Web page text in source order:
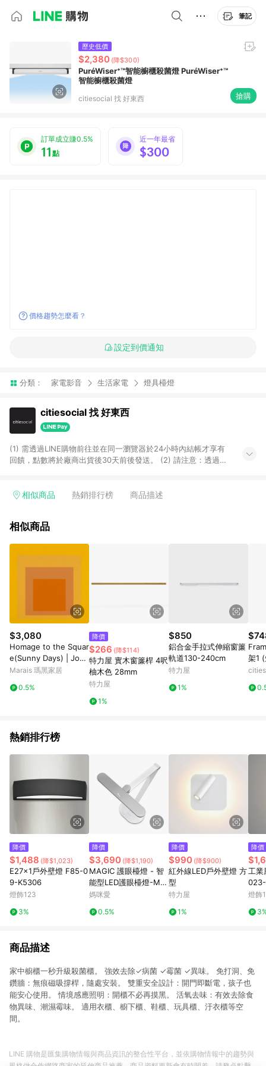
筆記
歷史低價
$2,380 (降$300)
PuréWiser⁺™智能櫥櫃殺菌燈 PuréWiser⁺™
智能櫥櫃殺菌燈
citiesocial 找 好東西 搶購
訂單成立賺0.5%
11點
近一年最省
$300
價格趨勢怎麼看？
設定到價通知
分類： 家電影音 生活家電 燈具檯燈
citiesocial 找 好東西
(1) 需透過LINE購物前往並在同一瀏覽器於24小時內結帳才享有
回饋，點數將於廠商出貨後30天前後發送。 (2) 請注意：透過
相似商品 熱銷排行榜 商品描述
相似商品
$3,080
Homage to the Squar
e(Sunny Days) | Jose
f Albers - 銀色鋁框-中
Marais 瑪黑家居
0.5%
降價
$266 (降$114)
特力屋 實木窗簾桿 4呎
柚木色 28mm
特力屋
1%
$850
鋁合金手拉式伸縮窗簾
軌道130-240cm
特力屋
1%
架1
熱銷排行榜
降價
$1,488 (降$1,023)
E27x1戶外壁燈 F85-0
9-K5306
燈飾123
3%
降價
$3,690 (降$1,190)
MAGIC 護眼檯燈 - 智
能型LED護眼檯燈-MA
358
媽咪愛
0.5%
降價
$990 (降$900)
紅外線LED戶外壁燈 方
型
特力屋
1%
降價
工業
燈飾
商品描述
家中櫥櫃一秒升級殺菌櫃。 強效去除✓病菌 ✓霉菌 ✓異味。 免打洞、免
鑽牆：無痕磁吸撐桿，隨處安裝。 雙重安全設計：開門即斷電，孩子也
能安心使用。 情境感應照明：開櫃不必再摸黑。 活氧去味：有效去除食
物異味、潮濕霉味。 適用衣櫃、櫥下櫃、鞋櫃、玩具櫃、汙衣櫃等空
間。
LINE 購物是匯集購物情報與商品資訊的整合性平台，並依購物情報中的趨勢與